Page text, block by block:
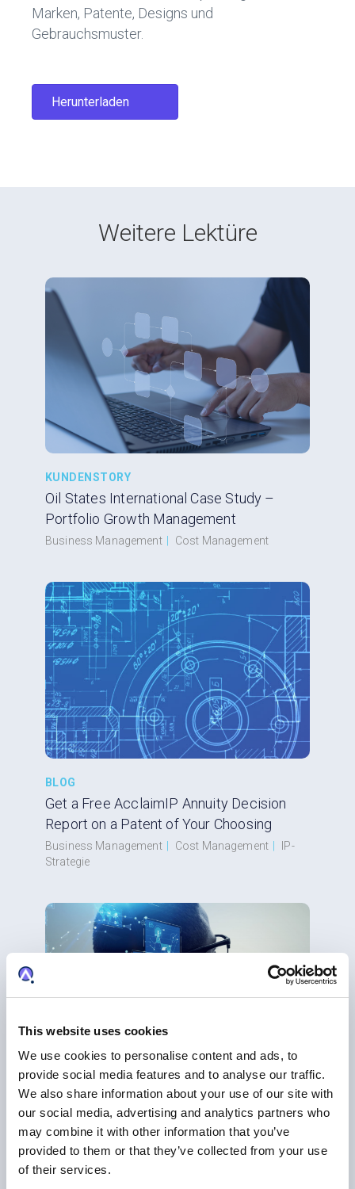
This website uses cookies
We use cookies to personalise content and ads, to
provide social media features and to analyse our traffic.
We also share information about your use of our site with
our social media, advertising and analytics partners who
may combine it with other information that you’ve
provided to them or that they’ve collected from your use
of their services.
Marken, Patente, Designs und
Gebrauchsmuster.
Herunterladen
Weitere Lektüre
KUNDENSTORY
Oil States International Case Study –
Portfolio Growth Management
Business Management Cost Management
BLOG
Get a Free AcclaimIP Annuity Decision
Report on a Patent of Your Choosing
Business Management Cost Management
IP-
Strategie
So entscheiden Sie, welche Patente Sie
behalten und schützen
Patente | Cost Management